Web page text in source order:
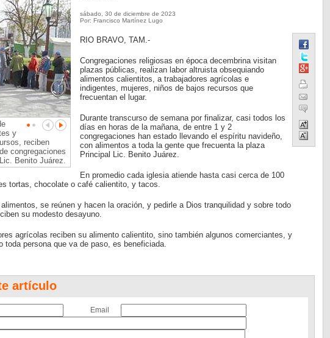
y
reciben
congregaciones
Benito Juárez.
sábado, 30 de diciembre de 2023
Por: Francisco Martínez Lugo
RIO BRAVO, TAM.-
Congregaciones religiosas en época decembrina visitan
plazas públicas, realizan labor altruista obsequiando
alimentos calientitos, a trabajadores agrícolas e
indigentes, mujeres, niños de bajos recursos que
frecuentan el lugar.
Durante transcurso de semana por finalizar, casi todos los
días en horas de la mañana, de entre 1 y 2
congregaciones han estado llevando el espíritu navideño,
con alimentos a toda la gente que frecuenta la plaza
Principal Lic. Benito Juárez.
En promedio cada iglesia atiende hasta casi cerca de 100
tortas, chocolate o café calientito, y tacos.
se reúnen y hacen la oración, y pedirle a Dios tranquilidad y sobre todo
su modesto desayuno.
agrícolas reciben su alimento calientito, sino también algunos comerciantes, y
toda persona que va de paso, es beneficiada.
artículo
Email